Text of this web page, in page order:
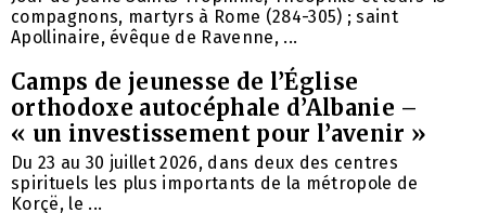
compagnons, martyrs à Rome (284-305) ; saint
Apollinaire, évêque de Ravenne, ...
Camps de jeunesse de l’Église
orthodoxe autocéphale d’Albanie –
« un investissement pour l’avenir »
Du 23 au 30 juillet 2026, dans deux des centres
spirituels les plus importants de la métropole de
Korçë, le ...